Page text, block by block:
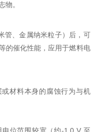
物。
管、金属纳米粒子）后，可
的催化性能，应用于燃料电
或材料本身的腐蚀行为与机